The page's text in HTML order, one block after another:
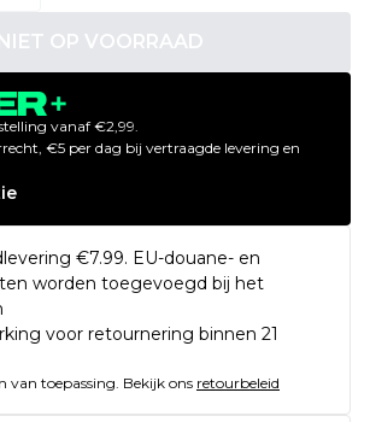
OP VOORRAAD
vanaf €2,99.
€5 per dag bij vertraagde levering en
€7.99. EU-douane- en
worden toegevoegd bij het
voor retournering binnen 21
van toepassing. Bekijk ons retourbeleid